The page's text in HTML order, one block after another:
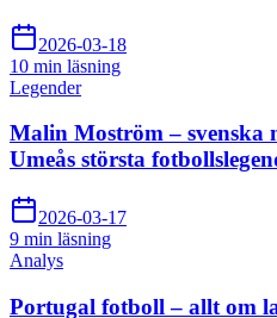
2026-03-18
10 min läsning
Legender
Malin Moström – svenska
Umeås största
2026-03-17
9 min läsning
Analys
Portugal fotboll – allt om